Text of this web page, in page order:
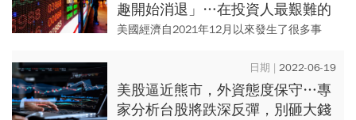
趣開始消退」…在投資人最艱難的
時刻，這５大族群正吸引關注！
美國經濟自2021年12月以來發生了很多事
多個基點，整整一個百分點，因為聯準會已
正式開始提高官方短...
2022-06-19
美股逼近熊市，外資態度保守…專
家分析台股將跌深反彈，別砸大錢